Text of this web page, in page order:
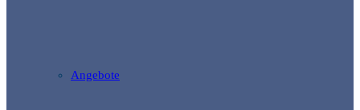
Angebote